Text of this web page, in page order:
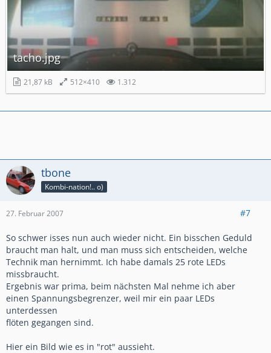
tacho.jpg
21,87 kB 512×410 1.312
tbone
Kombi-nation!.. o)
27. Februar 2007 #7
So schwer isses nun auch wieder nicht. Ein bisschen Geduld
braucht man halt, und man muss sich entscheiden, welche
Technik man hernimmt. Ich habe damals 25 rote LEDs
missbraucht.
Ergebnis war prima, beim nächsten Mal nehme ich aber
einen Spannungsbegrenzer, weil mir ein paar LEDs
unterdessen
flöten gegangen sind.
Hier ein Bild wie es in "rot" aussieht.